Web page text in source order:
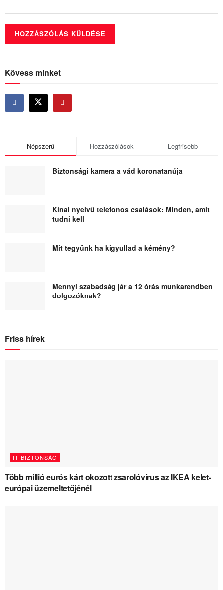
Kövess minket
Népszerű Hozzászólások Legfrisebb
Biztonsági kamera a vád koronatanúja
Kínai nyelvű telefonos csalások: Minden, amit
tudni kell
Mit tegyünk ha kigyullad a kémény?
Mennyi szabadság jár a 12 órás munkarendben
dolgozóknak?
Friss hírek
IT-BIZTONSÁG
Több millió eurós kárt okozott zsarolóvírus az IKEA kelet-
európai üzemeltetőjénél